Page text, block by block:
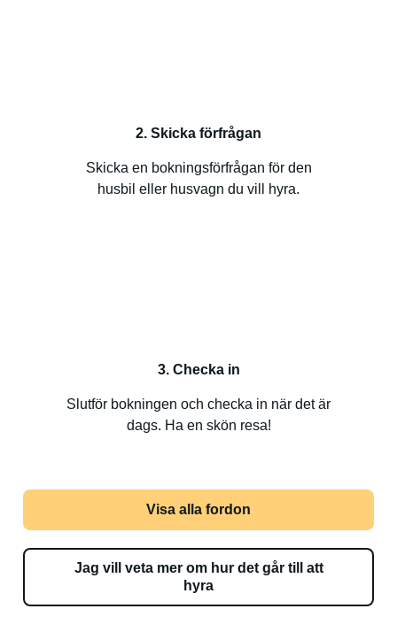
2. Skicka förfrågan
Skicka en bokningsförfrågan för den
husbil eller husvagn du vill hyra.
3. Checka in
Slutför bokningen och checka in när det är
dags. Ha en skön resa!
Visa alla fordon
Jag vill veta mer om hur det går till att
hyra